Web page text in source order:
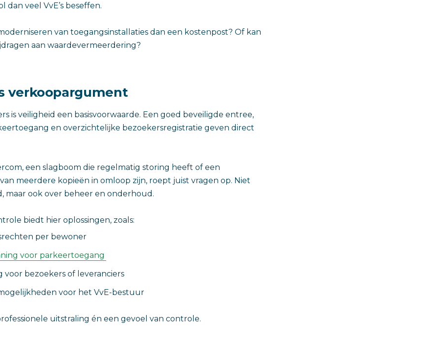
dan veel VvE’s beseffen.
van toegangsinstallaties dan een kostenpost? Of kan
aan waardevermeerdering?
verkoopargument
is veiligheid een basisvoorwaarde. Een goed beveiligde entree,
en overzichtelijke bezoekersregistratie geven direct
een slagboom die regelmatig storing heeft of een
meerdere kopieën in omloop zijn, roept juist vragen op. Niet
maar ook over beheer en onderhoud.
biedt hier oplossingen, zoals:
per bewoner
voor parkeertoegang
voor bezoekers of leveranciers
voor het VvE-bestuur
uitstraling én een gevoel van controle.